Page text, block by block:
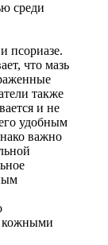
среди
псориазе.
что мазь
также
и не
удобным
важно
кожными